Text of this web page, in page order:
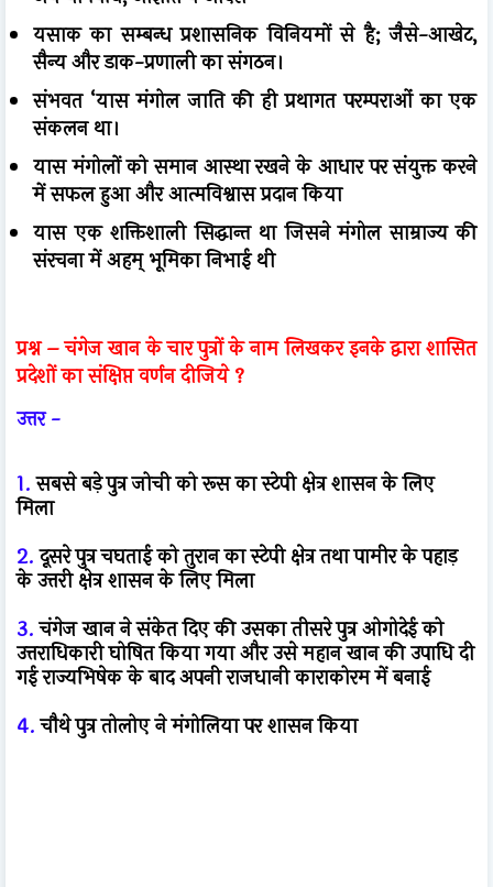
यसाक का सम्बन्ध प्रशासनिक विनियमों से है; जैसे-आखेट,
सैन्य और डाक-प्रणाली का संगठन।
संभवत ‘यास मंगोल जाति की ही प्रथागत परम्पराओं का एक
संकलन था।
यास मंगोलों को समान आस्था रखने के आधार पर संयुक्त करने
में सफल हुआ और आत्मविश्वास प्रदान किया
यास एक शक्तिशाली सिद्धान्त था जिसने मंगोल साम्राज्य की
संरचना में अहम् भूमिका निभाई थी
प्रश्न – चंगेज खान के चार पुत्रों के नाम लिखकर इनके द्वारा शासित
प्रदेशों का संक्षिप्त वर्णन दीजिये ?
उत्तर -
1.सबसे बड़े पुत्र जोची को रूस का स्टेपी क्षेत्र शासन के लिए
मिला
2.दूसरे पुत्र चघताई को तुरान का स्टेपी क्षेत्र तथा पामीर के पहाड़
के उत्तरी क्षेत्र शासन के लिए मिला
3.चंगेज खान ने संकेत दिए की उसका तीसरे पुत्र ओगोदेई को
उत्तराधिकारी घोषित किया गया और उसे महान खान की उपाधि दी
गई राज्यभिषेक के बाद अपनी राजधानी काराकोरम में बनाई
4.चौथे पुत्र तोलोए ने मंगोलिया पर शासन किया